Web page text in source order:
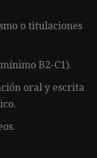
o titulaciones
B2-C1).
oral y escrita